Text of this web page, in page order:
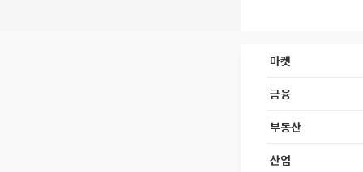
마켓
금융
부동산
산업